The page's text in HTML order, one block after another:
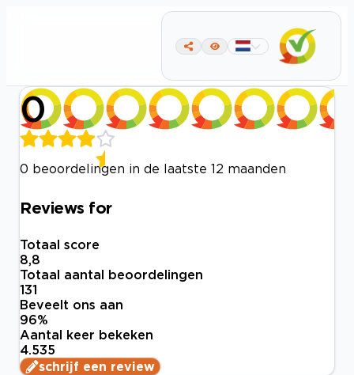
0
0 beoordelingen in de laatste 12 maanden
Reviews for
Totaal score
8,8
Totaal aantal beoordelingen
131
Beveelt ons aan
96%
Aantal keer bekeken
4.535
schrijf een review